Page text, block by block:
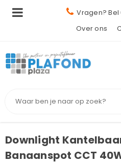
Vragen? Bel
Over ons
Downlight
Banaanspot CCT